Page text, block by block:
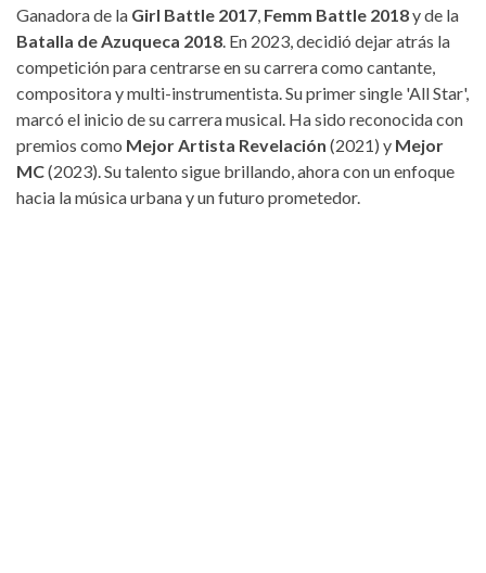
Ganadora de la Girl Battle 2017, Femm Battle 2018y de la
Batalla de Azuqueca 2018. En 2023, decidió dejar atrás la
competición para centrarse en su carrera como cantante,
compositora y multi-instrumentista. Su primer single 'All Star',
marcó el inicio de su carrera musical. Ha sido reconocida con
premios como Mejor Artista Revelación (2021) y Mejor
MC(2023). Su talento sigue brillando, ahora con un enfoque
hacia la música urbana y un futuro prometedor.